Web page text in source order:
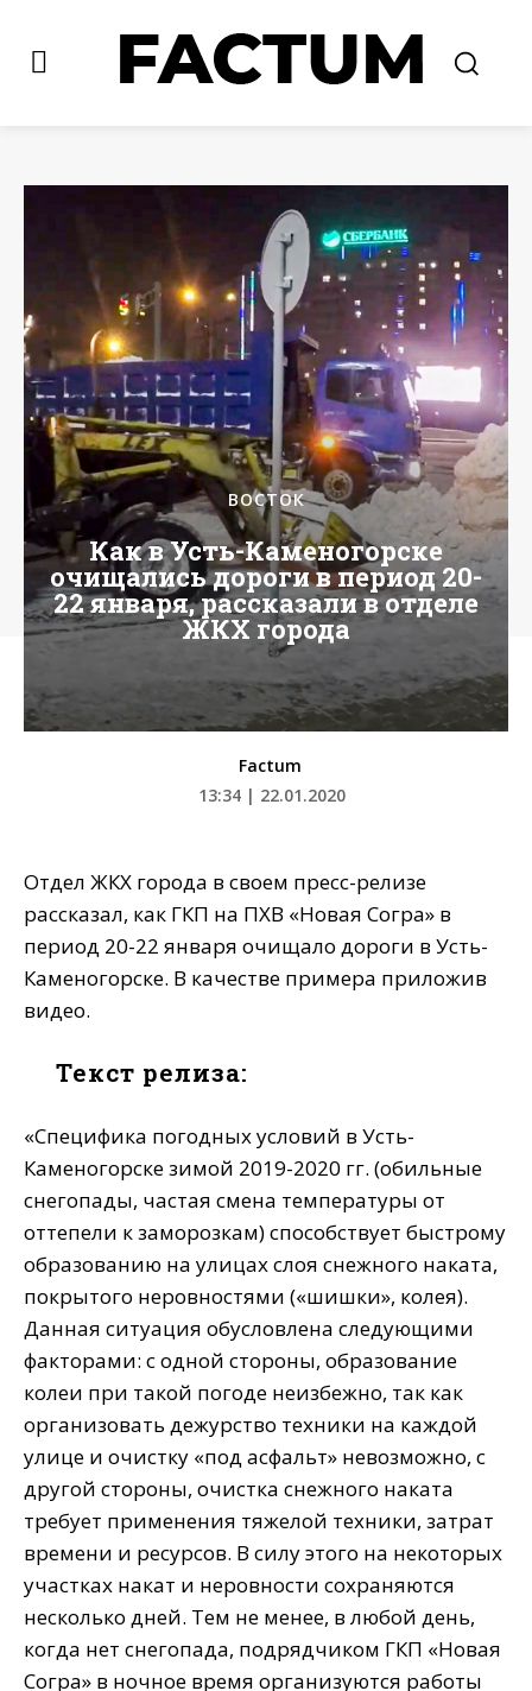
ВОСТОК
Как в Усть-Каменогорске
очищались дороги в период 20-
22 января, рассказали в отделе
ЖКХ города
Factum
13:34 | 22.01.2020
Отдел ЖКХ города в своем пресс-релизе
рассказал, как ГКП на ПХВ «Новая Согра» в
период 20-22 января очищало дороги в Усть-
Каменогорске. В качестве примера приложив
видео.
Текст релиза:
«Специфика погодных условий в Усть-
Каменогорске зимой 2019-2020 гг. (обильные
снегопады, частая смена температуры от
оттепели к заморозкам) способствует быстрому
образованию на улицах слоя снежного наката,
покрытого неровностями («шишки», колея).
Данная ситуация обусловлена следующими
факторами: с одной стороны, образование
колеи при такой погоде неизбежно, так как
организовать дежурство техники на каждой
улице и очистку «под асфальт» невозможно, с
другой стороны, очистка снежного наката
требует применения тяжелой техники, затрат
времени и ресурсов. В силу этого на некоторых
участках накат и неровности сохраняются
несколько дней. Тем не менее, в любой день,
когда нет снегопада, подрядчиком ГКП «Новая
Согра» в ночное время организуются работы